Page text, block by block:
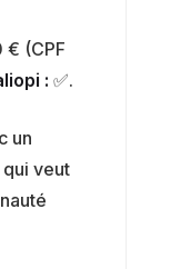
(CPF
: ✅.
un
veut